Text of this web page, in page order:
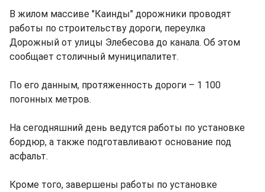
В жилом массиве "Каинды" дорожники проводят
работы по строительству дороги, переулка
Дорожный от улицы Элебесова до канала. Об этом
сообщает столичный муниципалитет.
По его данным, протяженность дороги – 1 100
погонных метров.
На сегодняшний день ведутся работы по установке
бордюр, а также подготавливают основание под
асфальт.
Кроме того, завершены работы по установке